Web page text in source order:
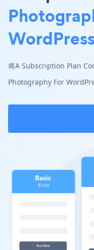
将A Subscription Plan
Photography For